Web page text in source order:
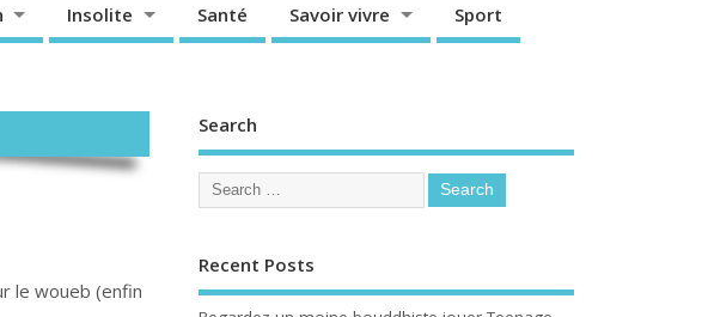
Insolite Santé Savoir vivre Sport
le woueb (enfin
Search
Recent Posts